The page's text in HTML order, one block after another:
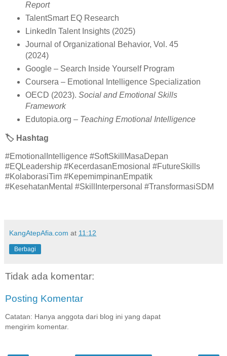
Report
TalentSmart EQ Research
LinkedIn Talent Insights (2025)
Journal of Organizational Behavior, Vol. 45
(2024)
Google – Search Inside Yourself Program
Coursera – Emotional Intelligence Specialization
OECD (2023). Social and Emotional Skills
Framework
Edutopia.org – Teaching Emotional Intelligence
🏷️ Hashtag
#EmotionalIntelligence #SoftSkillMasaDepan
#EQLeadership #KecerdasanEmosional #FutureSkills
#KolaborasiTim #KepemimpinanEmpatik
#KesehatanMental #SkillInterpersonal #TransformasiSDM
KangAtepAfia.com at 11:12
Berbagi
Tidak ada komentar:
Posting Komentar
Catatan: Hanya anggota dari blog ini yang dapat
mengirim komentar.